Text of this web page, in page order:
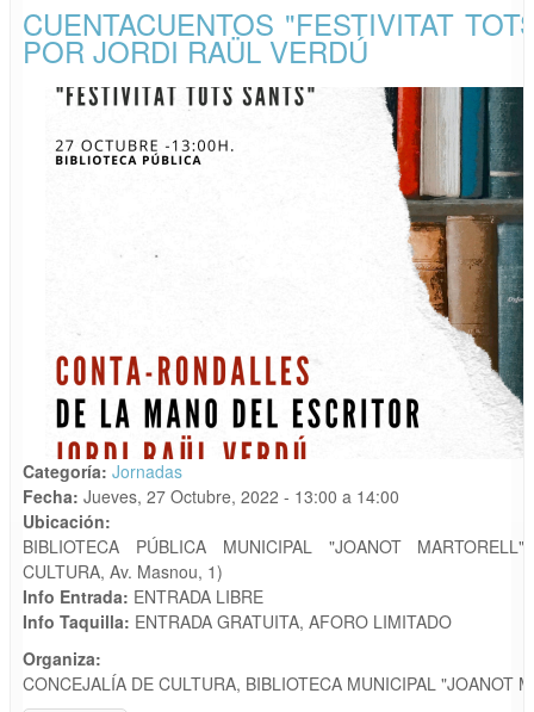
CUENTACUENTOS "FESTIVITAT
POR JORDI RAÜL VERDÚ
Categoría: Jornadas
Fecha: Jueves, 27 Octubre, 2022 - 13:00 a 14:00
Ubicación:
BIBLIOTECA PÚBLICA MUNICIPAL "JOANOT
CULTURA, Av. Masnou, 1)
Info Entrada: ENTRADA LIBRE
Info Taquilla: ENTRADA GRATUITA, AFORO LIMITADO
Organiza:
CONCEJALÍA DE CULTURA, BIBLIOTECA MUNICIPAL "JOANOT